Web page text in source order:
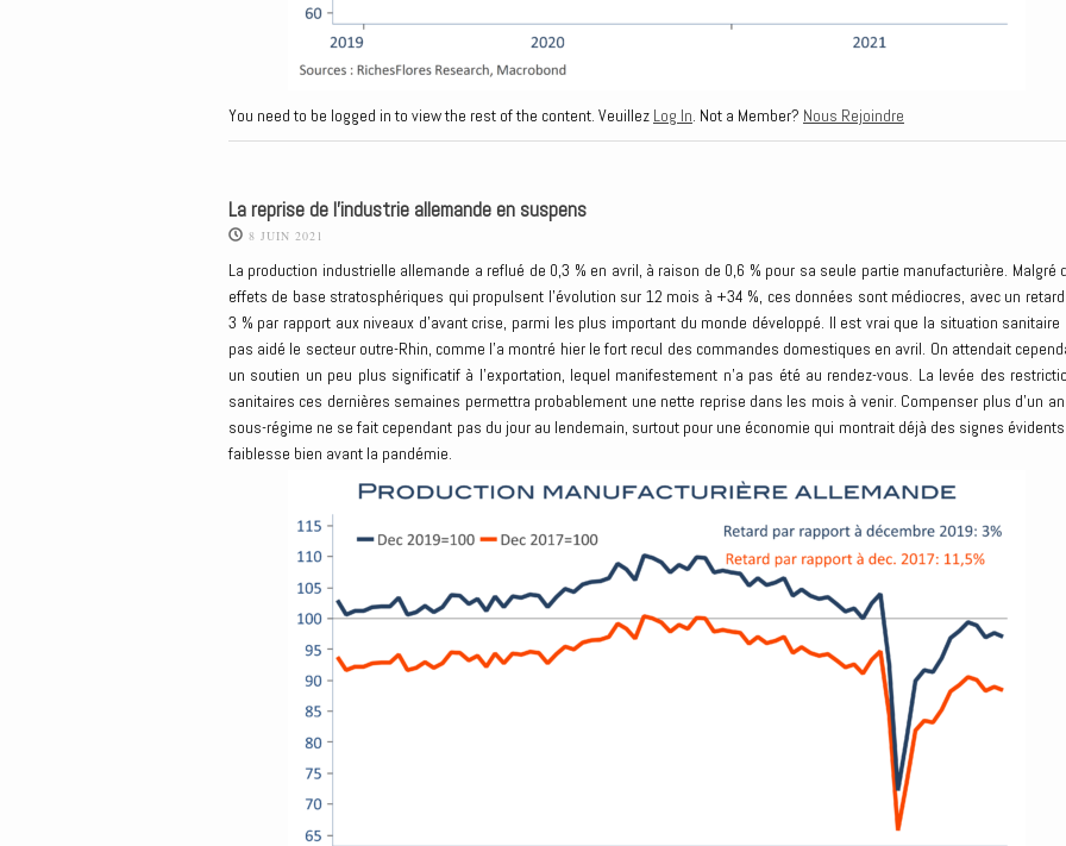
You need to be logged in to view the rest of the content. Veuillez Log In. Not a Member? Nous Rejoindre
La reprise de l’industrie allemande en suspens
8 JUIN 2021
La production industrielle allemande a reflué de 0,3 % en avril, à raison de 0,6 % pour sa seule partie manufacturière. Malgré
effets de base stratosphériques qui propulsent l’évolution sur 12 mois à +34 %, ces données sont médiocres, avec un
3 % par rapport aux niveaux d’avant crise, parmi les plus important du monde développé. Il est vrai que la situation sanitaire
pas aidé le secteur outre-Rhin, comme l’a montré hier le fort recul des commandes domestiques en avril. On attendait
un soutien un peu plus significatif à l’exportation, lequel manifestement n’a pas été au rendez-vous. La levée des
sanitaires ces dernières semaines permettra probablement une nette reprise dans les mois à venir. Compenser plus d’un
sous-régime ne se fait cependant pas du jour au lendemain, surtout pour une économie qui montrait déjà des signes
faiblesse bien avant la pandémie.